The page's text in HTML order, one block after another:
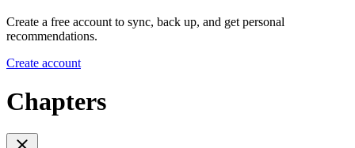
Create a free account to sync, back up, and get personal
recommendations.
Create account
Chapters